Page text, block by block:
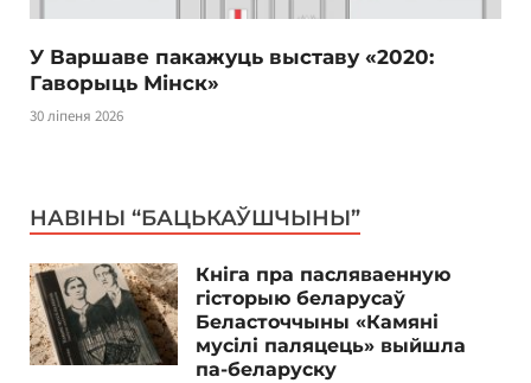
У Варшаве пакажуць выставу «2020:
Гаворыць Мінск»
30 ліпеня 2026
НАВІНЫ “БАЦЬКАЎШЧЫНЫ”
Кніга пра пасляваенную
гісторыю беларусаў
Беласточчыны «Камяні
мусілі паляцець» выйшла
па-беларуску